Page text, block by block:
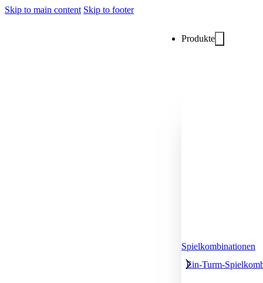
Skip to main content Skip to footer
Produkte
Spielkombinationen
Ein-Turm-